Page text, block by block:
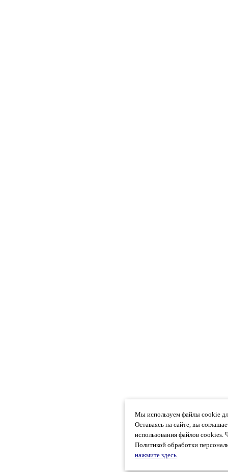
Мы используем файлы cookie
Оставаясь на сайте, вы
использования файлов cookies.
Политикой обработки
нажмите здесь.